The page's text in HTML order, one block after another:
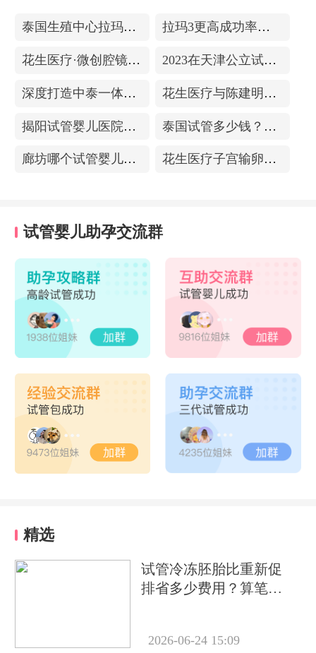
泰国生殖中心拉玛3-更高成功率的保障-治愈系的医院环境 拉玛3更高成功率的保障——泰国超强实验室
花生医疗·微创腔镜中心 2023在天津公立试管医院排名，附带费用明细
深度打造中泰一体化医疗体系！花生医疗中国专家团赴泰考察交流 花生医疗与陈建明教授达成战略合作，共促精准保胎事业发展
揭阳试管婴儿医院排名，附带试管成功率 泰国试管多少钱？收费包含什么项目？不成功能退款？
廊坊哪个试管婴儿医院可以包成功？内附试管费用! 花生医疗子宫输卵管造影中心
试管婴儿助孕交流群
精选
试管冷冻胚胎比重新促
排省多少费用？算笔账
2026-06-24 15:09